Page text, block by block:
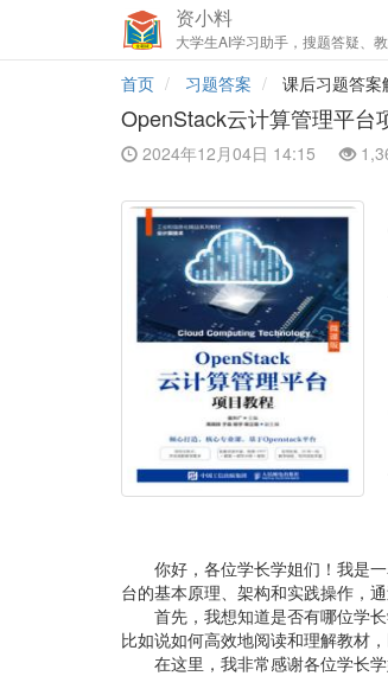
资小料
大学生AI学习助手，搜题答疑、
首页 习题答案 课后习题答案
OpenStack云计算管理平台
2024年12月04日 14:15
你好，各位学长学姐们！我是
台的基本原理、架构和实践操作，
首先，我想知道是否有哪位学
比如说如何高效地阅读和理解教材
在这里，我非常感谢各位学长